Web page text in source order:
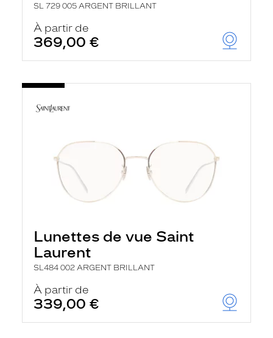
SL 729 005 ARGENT BRILLANT
À partir de
369,00 €
Lunettes de vue Saint
Laurent
SL484 002 ARGENT BRILLANT
À partir de
339,00 €